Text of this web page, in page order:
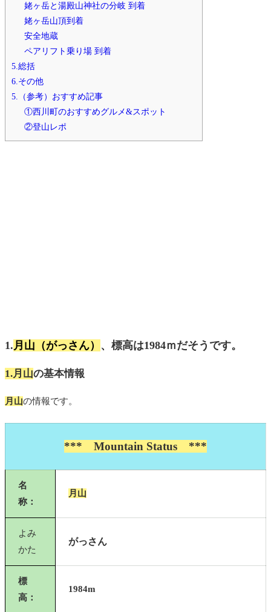
姥ヶ岳と湯殿山神社の分岐 到着
姥ヶ岳山頂到着
安全地蔵
ペアリフト乗り場 到着
5.総括
6.その他
5.（参考）おすすめ記事
①西川町のおすすめグルメ&スポット
②登山レポ
1.月山（がっさん） 、 標高は1984ｍだそうです。
1.月山の基本情報
月山の情報です。
*** Mountain Status ***
名
称：
月山
よみ
かた
がっさん
標
高：
1984m